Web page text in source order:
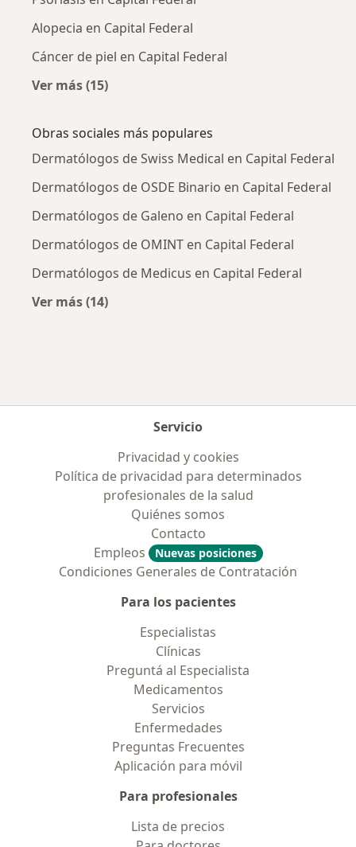
Alopecia en Capital Federal
Cáncer de piel en Capital Federal
Ver más (15)
Obras sociales más populares
Dermatólogos de Swiss Medical en Capital Federal
Dermatólogos de OSDE Binario en Capital Federal
Dermatólogos de Galeno en Capital Federal
Dermatólogos de OMINT en Capital Federal
Dermatólogos de Medicus en Capital Federal
Ver más (14)
Servicio
Privacidad y cookies
Política de privacidad para determinados
profesionales de la salud
Quiénes somos
Contacto
Empleos
Nuevas posiciones
Condiciones Generales de Contratación
Para los pacientes
Especialistas
Clínicas
Preguntá al Especialista
Medicamentos
Servicios
Enfermedades
Preguntas Frecuentes
Aplicación para móvil
Para profesionales
Lista de precios